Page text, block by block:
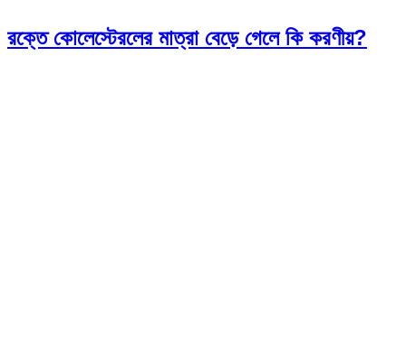
রক্তে কোলেস্টেরলের মাত্রা বেড়ে গেলে কি করণীয়?